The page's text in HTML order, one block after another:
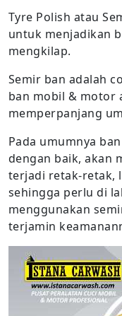
Tyre Polish atau
untuk menjadikan
mengkilap.
Semir ban adalah
ban mobil & motor
memperpanjang
Pada umumnya
dengan baik, akan
terjadi retak-retak,
sehingga perlu di
menggunakan
terjamin